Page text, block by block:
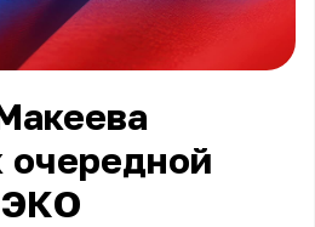
очередной
ЭКО